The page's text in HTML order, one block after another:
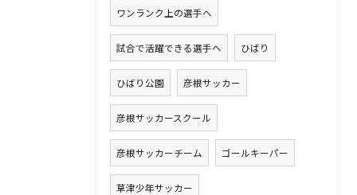
ワンランク上の選手へ
試合で活躍できる選手へ ひばり
ひばり公園 彦根サッカー
彦根サッカースクール
彦根サッカーチーム ゴールキーパー
草津少年サッカー